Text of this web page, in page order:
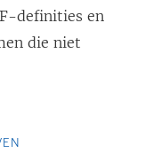
definities en
die niet